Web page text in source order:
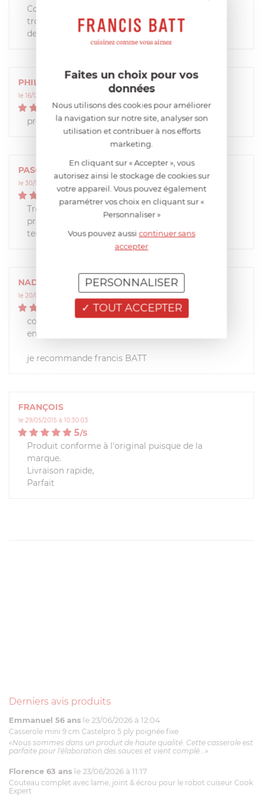
Colis bien arrivé. Et je suis heureuse d'avoir pu
trouver cette pièce de rechange pour mon mixer
de 20 ans. Merci pour ce service !
PHILIPPE
le 16/12/2016 à 11:18:17
5/5
produit conforme à l'original et efficace
PASCALE
le 30/11/2016 à 13:31:09
5
Très utile, les lames finissent par s'altérer. Il est
pratique de pouvoir les renouveler de temps en
temps.
NADIA- LOUISE
le 20/09/2016 à 07:47:13
5
commande rapide serieuse
emballage impeccable
je recommande francis BATT
FRANÇOIS
le 29/05/2015 à 10:30:03
5/5
Produit conforme à l'original puisque de la
marque.
Livraison rapide,
Parfait
Derniers avis produits
Emmanuel 56 ans le 23/06/2026 à 12:04
Casserole mini 9 cm Castelpro 5 ply poignée fixe
«Nous sommes dans un produit de haute qualité. Cette casserole est
parfaite pour l'élaboration des sauces et vient complé...»
Florence 63 ans le 23/06/2026 à 11:17
Couteau complet avec lame, joint & écrou pour le robot cuiseur Cook
Expert
Faites un choix pour vos
données
Nous utilisons des cookies pour améliorer
la navigation sur notre site, analyser son
utilisation et contribuer à nos efforts
marketing.
En cliquant sur « Accepter », vous
autorisez ainsi le stockage de cookies sur
votre appareil. Vous pouvez également
paramétrer vos choix en cliquant sur «
Personnaliser »
Vous pouvez aussicontinuer sans
accepter
TOUT ACCEPTER
PERSONNALISER